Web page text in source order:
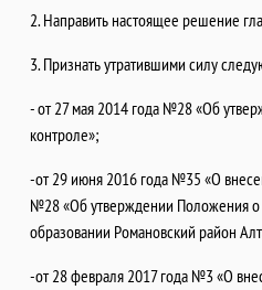
2. Направить настоящее решение
3. Признать утратившими силу
- от 27 мая 2014 года №28 «Об
контроле»;
-от 29 июня 2016 года №35 «О
№28 «Об утверждении Положения о
образовании Романовский район
-от 28 февраля 2017 года №3 «О